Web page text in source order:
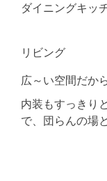
ダイニングキッ
リビング
広～い空間だか
内装もすっきり
で、団らんの場